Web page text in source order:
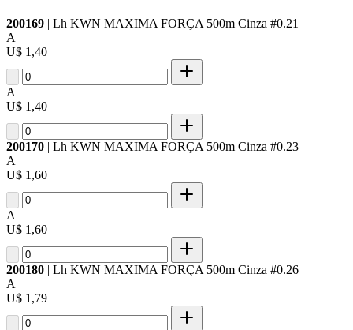
200169 | Lh KWN MAXIMA FORÇA 500m Cinza #0.21
A
U$ 1,40
A
U$ 1,40
200170 | Lh KWN MAXIMA FORÇA 500m Cinza #0.23
A
U$ 1,60
A
U$ 1,60
200180 | Lh KWN MAXIMA FORÇA 500m Cinza #0.26
A
U$ 1,79